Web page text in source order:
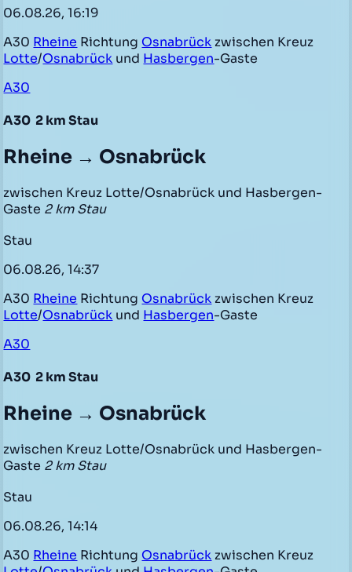
06.08.26, 16:19
A30 Rheine Richtung Osnabrück zwischen Kreuz
Lotte/Osnabrück und Hasbergen-Gaste
A30
A30 2 km Stau
Rheine → Osnabrück
zwischen Kreuz Lotte/Osnabrück und Hasbergen-
Gaste 2 km Stau
Stau
06.08.26, 14:37
A30 Rheine Richtung Osnabrück zwischen Kreuz
Lotte/Osnabrück und Hasbergen-Gaste
A30
A30 2 km Stau
Rheine → Osnabrück
zwischen Kreuz Lotte/Osnabrück und Hasbergen-
Gaste 2 km Stau
Stau
06.08.26, 14:14
A30 Rheine Richtung Osnabrück zwischen Kreuz